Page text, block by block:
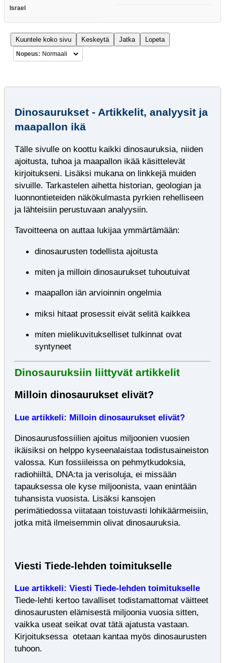
Israel
Kuuntele koko sivu Keskeytä Jatka Lopeta
Nopeus:
Dinosaurukset - Artikkelit, analyysit ja
maapallon ikä
Tälle sivulle on koottu kaikki dinosauruksia, niiden
ajoitusta, tuhoa ja maapallon ikää käsittelevät
kirjoitukseni. Lisäksi mukana on linkkejä muiden
sivuille. Tarkastelen aihetta historian, geologian ja
luonnontieteiden näkökulmasta pyrkien rehelliseen
ja lähteisiin perustuvaan analyysiin.
Tavoitteena on auttaa lukijaa ymmärtämään:
dinosaurusten todellista ajoitusta
miten ja milloin dinosaurukset tuhoutuivat
maapallon iän arvioinnin ongelmia
miksi hitaat prosessit eivät selitä kaikkea
miten mielikuvitukselliset tulkinnat ovat
syntyneet
Dinosauruksiin liittyvät artikkelit
Milloin dinosaurukset elivät?
Lue artikkeli: Milloin dinosaurukset elivät?
Dinosaurusfossiilien ajoitus miljoonien vuosien
ikäisiksi on helppo kyseenalaistaa todistusaineiston
valossa. Kun fossiileissa on pehmytkudoksia,
radiohiiltä, DNA:ta ja verisoluja, ei missään
tapauksessa ole kyse miljoonista, vaan enintään
tuhansista vuosista. Lisäksi kansojen
perimätiedossa viitataan toistuvasti lohikäärmeisiin,
jotka mitä ilmeisemmin olivat dinosauruksia.
Viesti Tiede-lehden toimitukselle
Lue artikkeli: Viesti Tiede-lehden toimitukselle
Tiede-lehti kertoo tavalliset todistamattomat väitteet
dinosaurusten elämisestä miljoonia vuosia sitten,
vaikka useat seikat ovat tätä ajatusta vastaan.
Kirjoituksessa otetaan kantaa myös dinosaurusten
tuhoon.